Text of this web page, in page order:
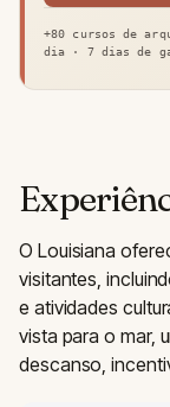
+80 cursos de
dia · 7 dias de
O Louisiana
visitantes,
e atividades
vista para o mar,
descanso,